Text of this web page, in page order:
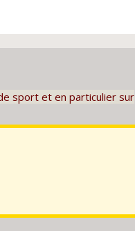
sport et en particulier sur